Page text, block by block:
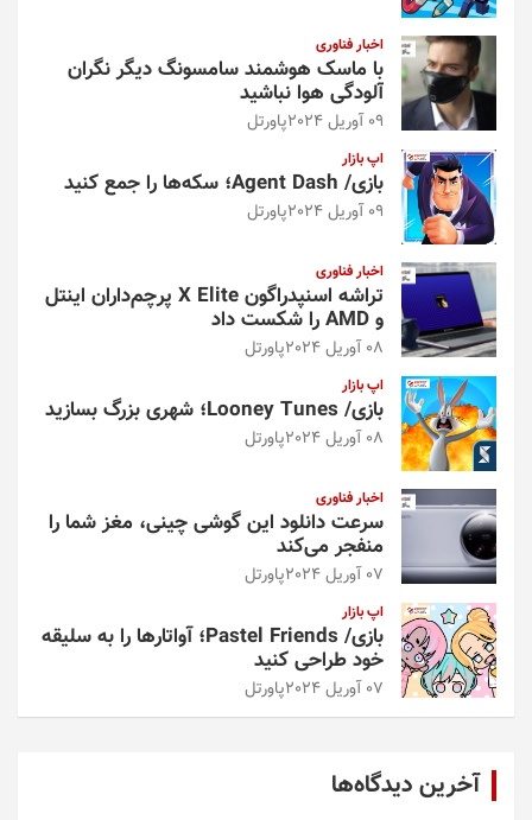
اخبار فناوری
با ماسک هوشمند سامسونگ دیگر نگران
آلودگی هوا نباشید
09 آوریل 2024 پاورتل
اپ بازار
بازی/ Agent Dash؛ سکه‌ها را جمع کنید
09 آوریل 2024 پاورتل
اخبار فناوری
تراشه اسنپدراگون X Elite پرچم‌داران اینتل
و AMD را شکست داد
08 آوریل 2024 پاورتل
اپ بازار
بازی/ Looney Tunes؛ شهری بزرگ بسازید
08 آوریل 2024 پاورتل
اخبار فناوری
سرعت دانلود این گوشی چینی، مغز شما را
منفجر می‌کند
07 آوریل 2024 پاورتل
اپ بازار
بازی/ Pastel Friends؛ آواتارها را به سلیقه
خود طراحی کنید
07 آوریل 2024 پاورتل
آخرین دیدگاه‌ها